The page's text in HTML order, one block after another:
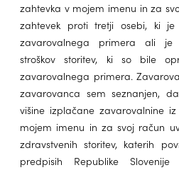
zahtevka v mojem imenu in za
zahtevek proti tretji osebi, ki
zavarovalnega primera ali je
stroškov storitev, ki so bile
zavarovalnega primera.
zavarovanca sem seznanjen,
višine izplačane zavarovalnine
mojem imenu in za svoj račun
zdravstvenih storitev, katerih
predpisih Republike